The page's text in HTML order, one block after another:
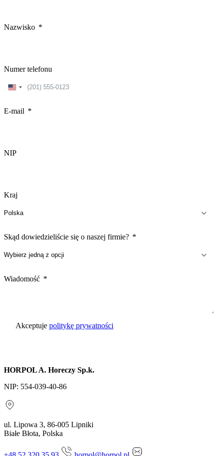
Nazwisko
Numer telefonu
United
E-mail
NIP
Kraj
Skąd dowiedzieliście się o naszej firmie?
Wiadomość
Akceptuje politykę prywatności
HORPOL A. Horeczy Sp.k.
NIP: 554-039-40-86
ul. Lipowa 3, 86-005 Lipniki
Białe Błota, Polska